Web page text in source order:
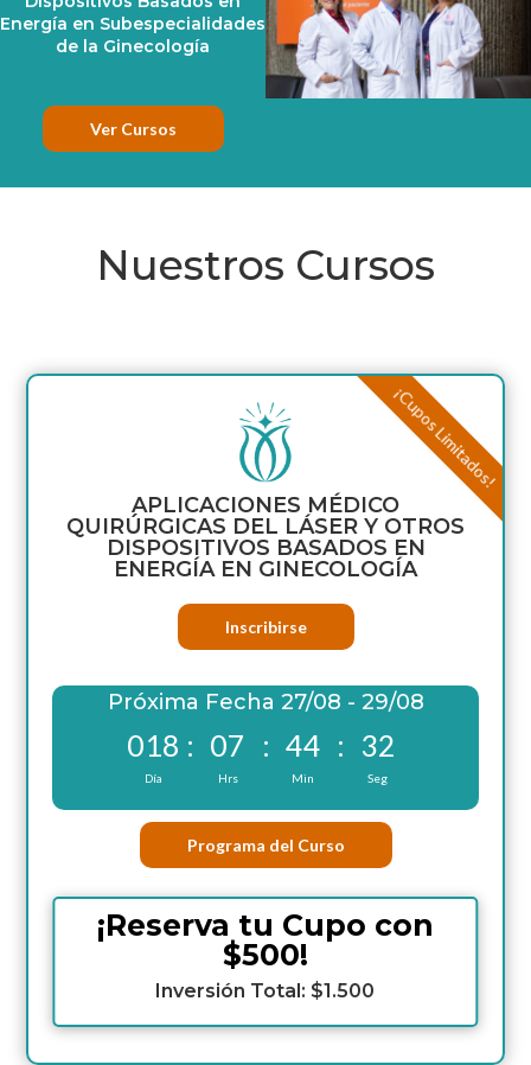
Energía en Subespecialidades
de la Ginecología
Ver Cursos
Nuestros Cursos
APLICACIONES MÉDICO
QUIRÚRGICAS DEL LÁSER Y OTROS
DISPOSITIVOS BASADOS EN
ENERGÍA EN GINECOLOGÍA
Inscribirse
Próxima Fecha 27/08 - 29/08
018
Día
: 07
Hrs
: 44
Min
: 31
Seg
Programa del Curso
¡Reserva tu Cupo con
$500!
Inversión Total: $1.500
¡Cupos Limitados!